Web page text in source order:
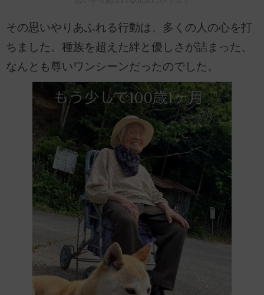
その思いやりあふれる行動は、多くの人の心を打
ちました。種族を超えた絆と優しさが詰まった、
なんとも尊いワンシーンだったのでした。